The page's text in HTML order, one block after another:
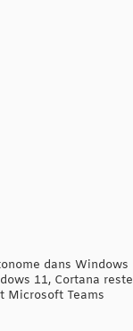
dans Windows
11, Cortana reste
Microsoft Teams